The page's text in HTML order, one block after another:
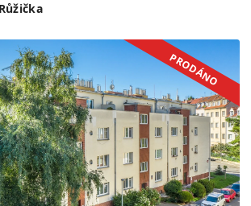
PRODÁNO